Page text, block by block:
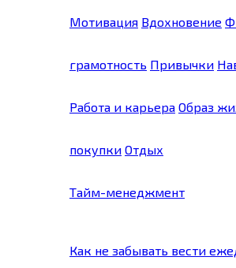
Мотивация Вдохновение
грамотность Привычки
Работа и карьера Образ
покупки Отдых
Тайм-менеджмент
Как не забывать вести